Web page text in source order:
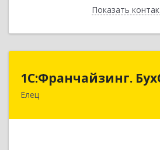
ПоказатьНазад
1С:Франчайзинг.
Елец